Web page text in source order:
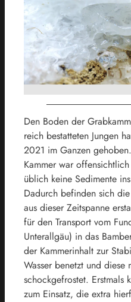
Den Boden der
reich bestatteten Jungen
2021 im Ganzen
Kammer war
üblich keine Sedimente
Dadurch befinden sich
aus dieser Zeitspanne
für den Transport vom
Unterallgäu) in das
der Kammerinhalt zur
Wasser benetzt und diese
schockgefrostet. Erstmals
zum Einsatz, die extra